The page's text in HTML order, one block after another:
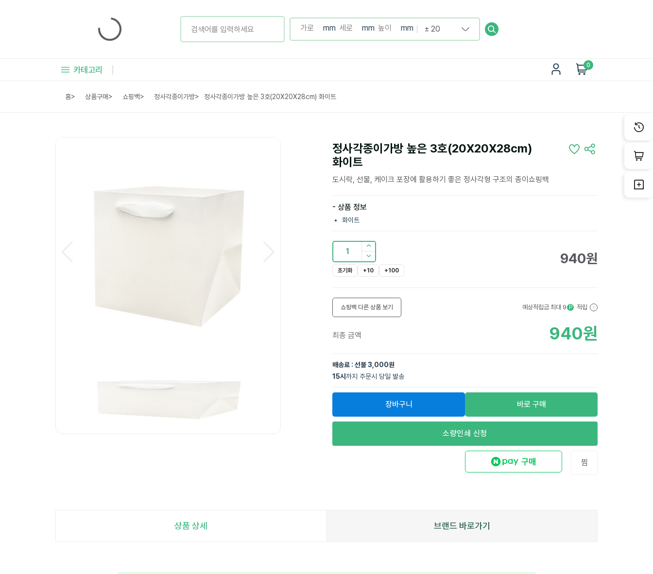
카테고리 0
홈> 상품구매> 쇼핑백> 정사각종이가방> 정사각종이가방 높은 3호(20X20X28cm) 화이트
정사각종이가방 높은 3호(20X20X28cm)
화이트
도시락, 선물, 케이크 포장에 활용하기 좋은 정사각형 구조의 종이쇼핑백
- 상품 정보
화이트
1
초기화 +10 +100
940원
쇼핑백 다른 상품 보기 예상적립금 최대 9 P 적립 ?
최종 금액 940원
배송료 : 선불 3,000원
15시 까지 주문시 당일 발송
장바구니 바로 구매
소량인쇄 신청
찜
상품 상세 브랜드 바로가기